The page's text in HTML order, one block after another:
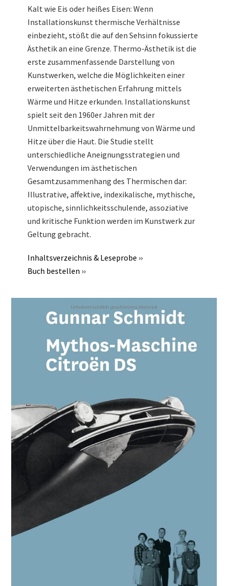
Kalt wie Eis oder heißes Eisen: Wenn
Installationskunst thermische Verhältnisse
einbezieht, stößt die auf den Sehsinn fokussierte
Ästhetik an eine Grenze. Thermo-Ästhetik ist die
erste zusammenfassende Darstellung von
Kunstwerken, welche die Möglichkeiten einer
erweiterten ästhetischen Erfahrung mittels
Wärme und Hitze erkunden. Installationskunst
spielt seit den 1960er Jahren mit der
Unmittelbarkeitswahrnehmung von Wärme und
Hitze über die Haut. Die Studie stellt
unterschiedliche Aneignungsstrategien und
Verwendungen im ästhetischen
Gesamtzusammenhang des Thermischen dar:
Illustrative, affektive, indexikalische, mythische,
utopische, sinnlichkeitsschulende, assoziative
und kritische Funktion werden im Kunstwerk zur
Geltung gebracht.
Inhaltsverzeichnis & Leseprobe ››
Buch bestellen ››